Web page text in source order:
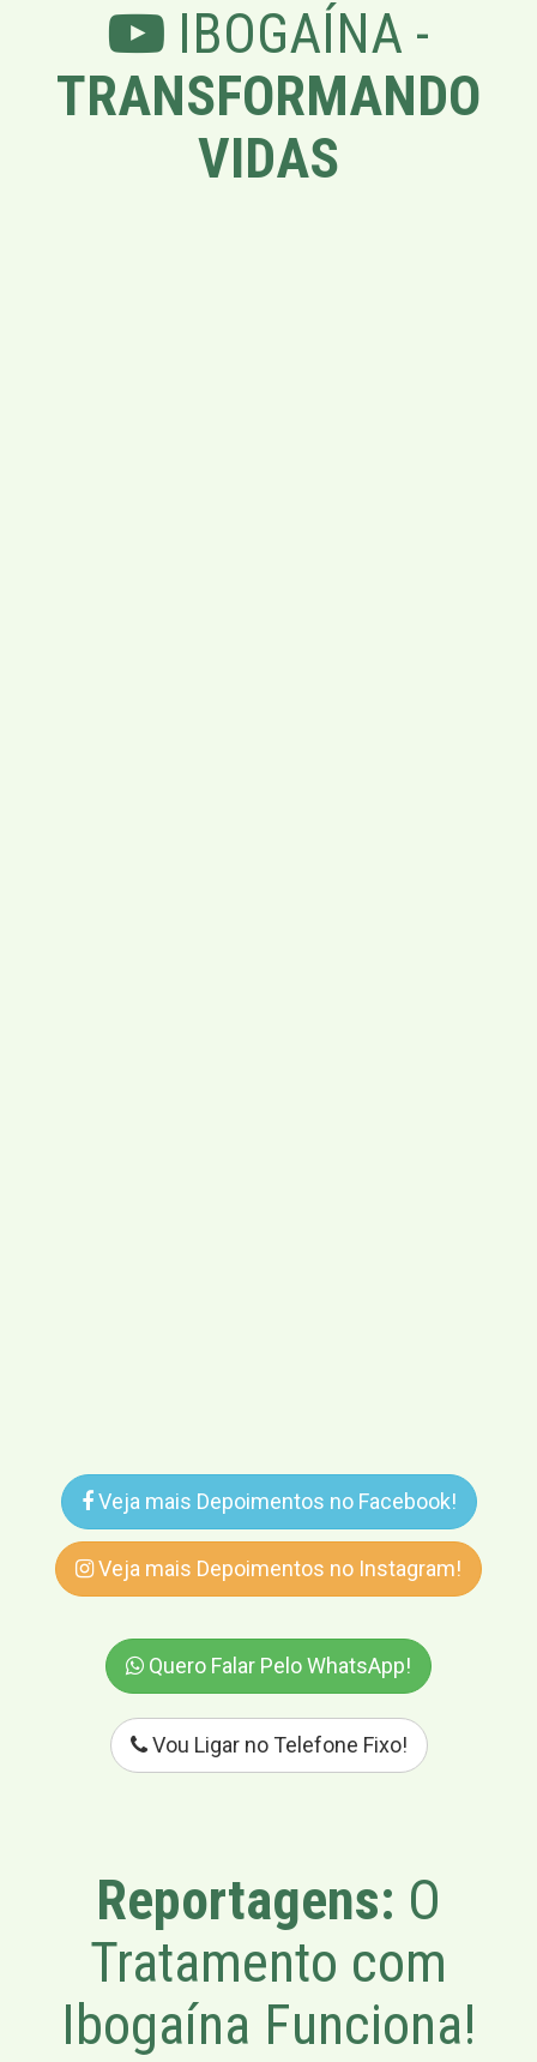
IBOGAÍNA -
TRANSFORMANDO
VIDAS
Veja mais Depoimentos no Facebook!
Veja mais Depoimentos no Instagram!
Quero Falar Pelo WhatsApp!
Vou Ligar no Telefone Fixo!
Reportagens: O
Tratamento com
Ibogaína Funciona!